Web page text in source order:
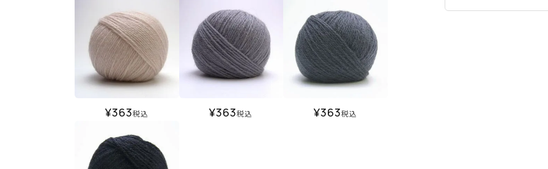
¥363税込 ¥363税込 ¥363税込